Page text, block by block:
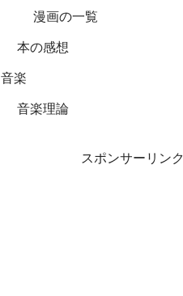
漫画の一覧
本の感想
音楽
音楽理論
スポンサーリンク